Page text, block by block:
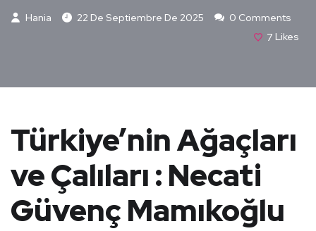
Hania 22 De Septiembre De 2025
0 Comments
7 Likes
Türkiye’nin Ağaçları
ve Çalıları : Necati
Güvenç Mamıkoğlu